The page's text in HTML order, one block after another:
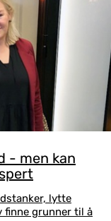
- men kan
lytte
finne grunner til å